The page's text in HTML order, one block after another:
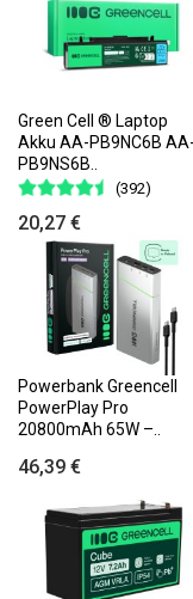
Green Cell ® Laptop
Akku AA-PB9NC6B AA-
PB9NS6B..
(392)
20,27 €
Powerbank Greencell
PowerPlay Pro
20800mAh 65W –..
46,39 €